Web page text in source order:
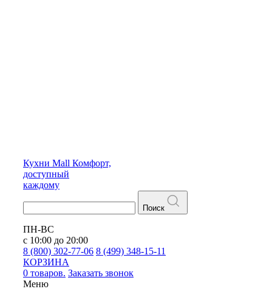
Кухни Mall Комфорт,
доступный
каждому
Поиск
ПН-ВС
с 10:00 до 20:00
8 (800) 302-77-06 8 (499) 348-15-11
КОРЗИНА
0 товаров. Заказать звонок
Меню